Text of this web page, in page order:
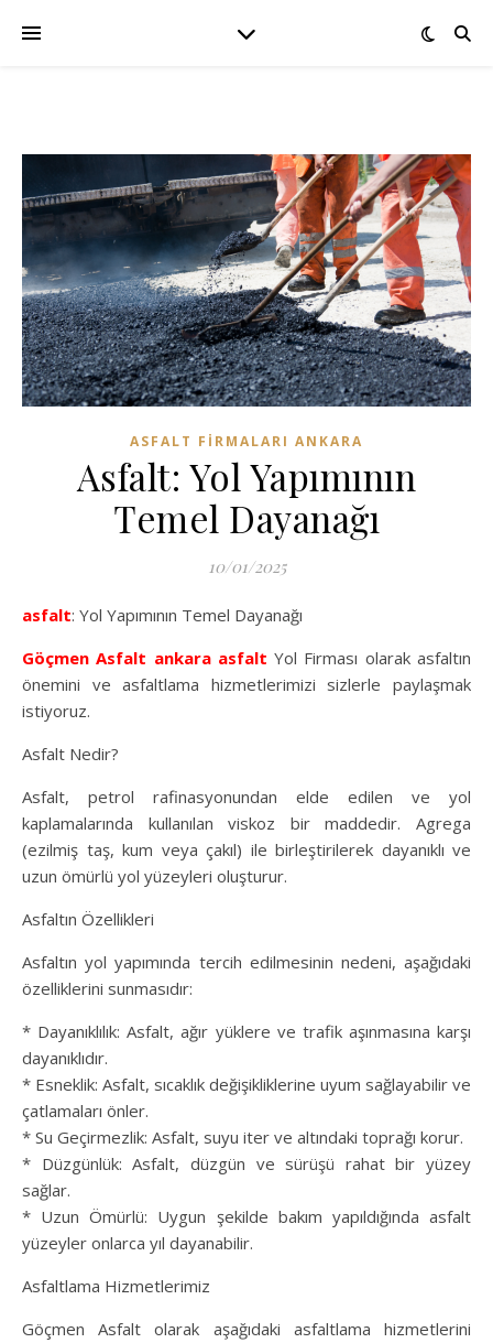
ASFALT FIRMALARI ANKARA
Asfalt: Yol Yapımının
Temel Dayanağı
10/01/2025
asfalt: Yol Yapımının Temel Dayanağı
Göçmen Asfalt ankara asfalt Yol Firması olarak asfaltın
önemini ve asfaltlama hizmetlerimizi sizlerle paylaşmak
istiyoruz.
Asfalt Nedir?
Asfalt, petrol rafinasyonundan elde edilen ve yol
kaplamalarında kullanılan viskoz bir maddedir. Agrega
(ezilmiş taş, kum veya çakıl) ile birleştirilerek dayanıklı ve
uzun ömürlü yol yüzeyleri oluşturur.
Asfaltın Özellikleri
Asfaltın yol yapımında tercih edilmesinin nedeni, aşağıdaki
özelliklerini sunmasıdır:
* Dayanıklılık: Asfalt, ağır yüklere ve trafik aşınmasına karşı
dayanıklıdır.
* Esneklik: Asfalt, sıcaklık değişikliklerine uyum sağlayabilir ve
çatlamaları önler.
* Su Geçirmezlik: Asfalt, suyu iter ve altındaki toprağı korur.
* Düzgünlük: Asfalt, düzgün ve sürüşü rahat bir yüzey
sağlar.
* Uzun Ömürlü: Uygun şekilde bakım yapıldığında asfalt
yüzeyler onlarca yıl dayanabilir.
Asfaltlama Hizmetlerimiz
Göçmen Asfalt olarak aşağıdaki asfaltlama hizmetlerini